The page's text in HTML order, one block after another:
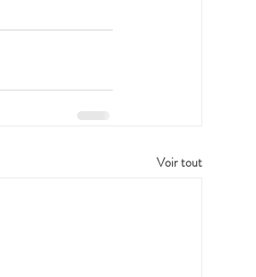
Voir tout